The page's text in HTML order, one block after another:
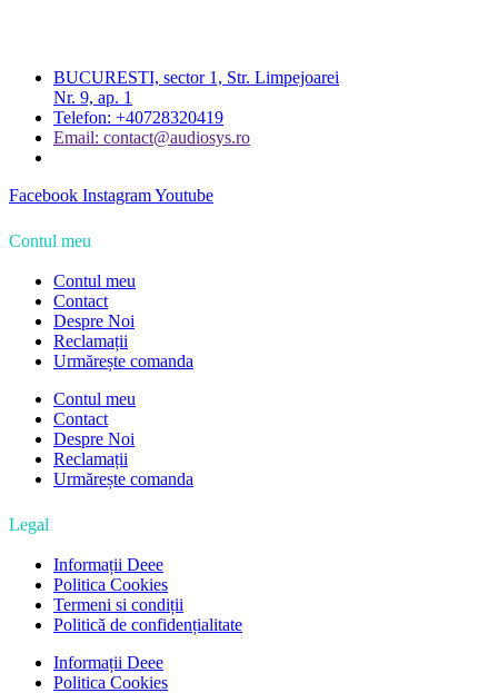
BUCURESTI, sector 1, Str. Limpejoarei
Nr. 9, ap. 1
Telefon: +40728320419
Email: contact@audiosys.ro
Facebook InstagramYoutube
Contul meu
Contul meu
Contact
Despre Noi
Reclamații
Urmărește comanda
Contul meu
Contact
Despre Noi
Reclamații
Urmărește comanda
Legal
Informații Deee
Politica Cookies
Termeni si condiții
Politică de confidențialitate
Informații Deee
Politica Cookies